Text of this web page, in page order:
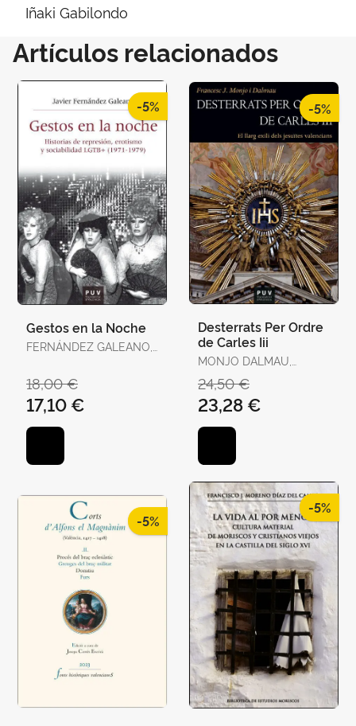
Iñaki Gabilondo
Artículos relacionados
-5%
Gestos en la Noche
FERNÁNDEZ GALEANO,
18,00 €
17,10 €
-5%
Desterrats Per Ordre
de Carles Iii
MONJO DALMAU,
24,50 €
23,28 €
-5%
-5%